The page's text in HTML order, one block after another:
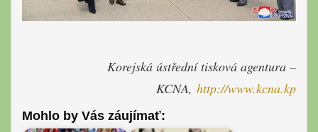
Korejská ústřední tisková agentura –
KCNA, http://www.kcna.kp
Mohlo by Vás záujímať: